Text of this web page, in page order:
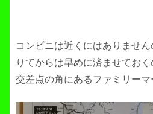
コンビニは近くにはありませ
りてからは早めに済ませてお
交差点の角にあるファミリーマ